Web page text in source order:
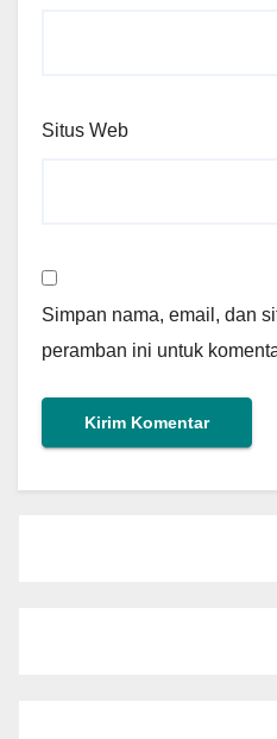
Situs Web
Simpan nama, email, dan
peramban ini untuk